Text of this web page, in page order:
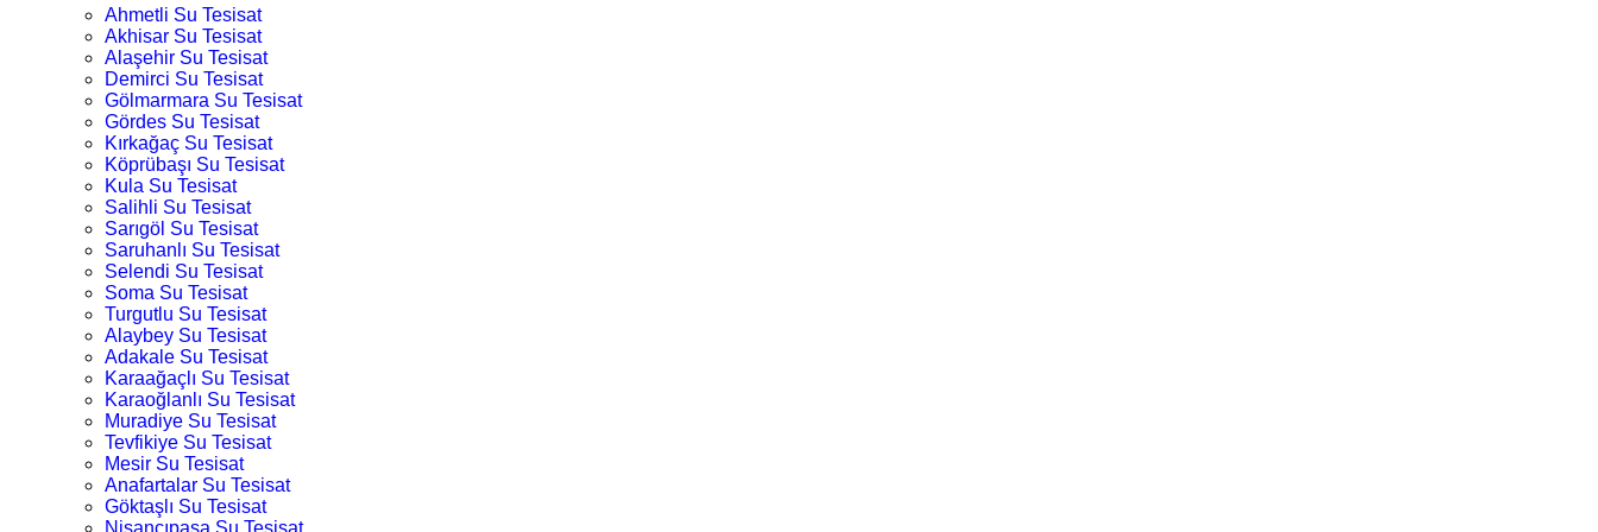
Ahmetli Su Tesisat
Akhisar Su Tesisat
Alaşehir Su Tesisat
Demirci Su Tesisat
Gölmarmara Su Tesisat
Gördes Su Tesisat
Kırkağaç Su Tesisat
Köprübaşı Su Tesisat
Kula Su Tesisat
Salihli Su Tesisat
Sarıgöl Su Tesisat
Saruhanlı Su Tesisat
Selendi Su Tesisat
Soma Su Tesisat
Turgutlu Su Tesisat
Alaybey Su Tesisat
Adakale Su Tesisat
Karaağaçlı Su Tesisat
Karaoğlanlı Su Tesisat
Muradiye Su Tesisat
Tevfikiye Su Tesisat
Mesir Su Tesisat
Anafartalar Su Tesisat
Göktaşlı Su Tesisat
Nişancıpaşa Su Tesisat